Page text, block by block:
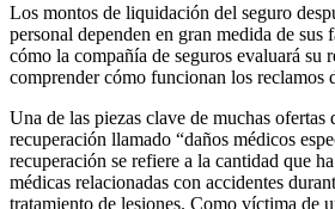
Los montos de liquidación del seguro
personal dependen en gran medida de sus
cómo la compañía de seguros evaluará su
comprender cómo funcionan los reclamos
Una de las piezas clave de muchas ofertas
recuperación llamado “daños médicos
recuperación se refiere a la cantidad que
médicas relacionadas con accidentes
tratamiento de lesiones. Como víctima de